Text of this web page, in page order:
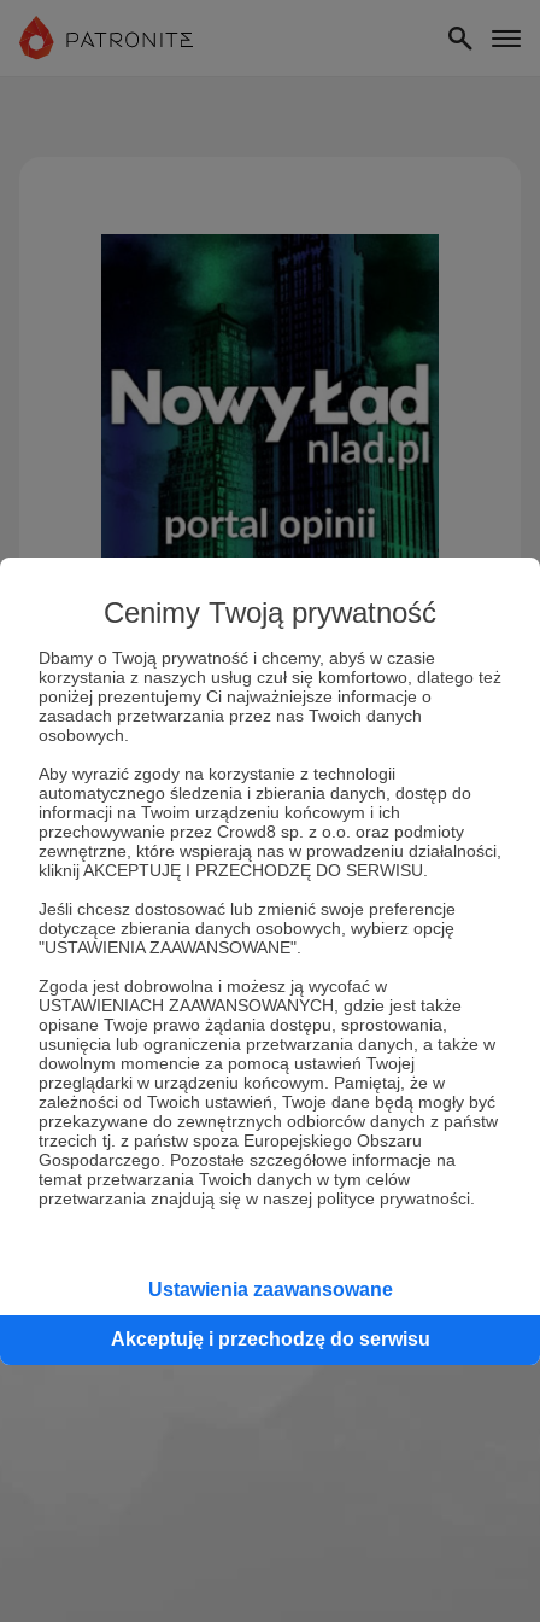
Cenimy Twoją prywatność
Dbamy o Twoją prywatność i chcemy, abyś w czasie
korzystania z naszych usług czuł się komfortowo, dlatego też
poniżej prezentujemy Ci najważniejsze informacje o
zasadach przetwarzania przez nas Twoich danych
osobowych.
Aby wyrazić zgody na korzystanie z technologii
automatycznego śledzenia i zbierania danych, dostęp do
informacji na Twoim urządzeniu końcowym i ich
przechowywanie przez Crowd8 sp. z o.o. oraz podmioty
zewnętrzne, które wspierają nas w prowadzeniu działalności,
kliknij AKCEPTUJĘ I PRZECHODZĘ DO SERWISU.
Jeśli chcesz dostosować lub zmienić swoje preferencje
dotyczące zbierania danych osobowych, wybierz opcję
"USTAWIENIA ZAAWANSOWANE".
Zgoda jest dobrowolna i możesz ją wycofać w
USTAWIENIACH ZAAWANSOWANYCH, gdzie jest także
opisane Twoje prawo żądania dostępu, sprostowania,
usunięcia lub ograniczenia przetwarzania danych, a także w
dowolnym momencie za pomocą ustawień Twojej
przeglądarki w urządzeniu końcowym. Pamiętaj, że w
zależności od Twoich ustawień, Twoje dane będą mogły być
przekazywane do zewnętrznych odbiorców danych z państw
trzecich tj. z państw spoza Europejskiego Obszaru
Gospodarczego. Pozostałe szczegółowe informacje na
temat przetwarzania Twoich danych w tym celów
przetwarzania znajdują się w naszej polityce prywatności.
Ustawienia zaawansowane
Akceptuję i przechodzę do serwisu
Nowy Ład
Słuchaj Nowy Ład w aplikacji Patronite Audio
Redaktorzy portalu nlad.pl oraz zaproszeni goście
rozmawiają o najważniejszych wydarzeniach z
Polski i ze świata.
Zobacz profil